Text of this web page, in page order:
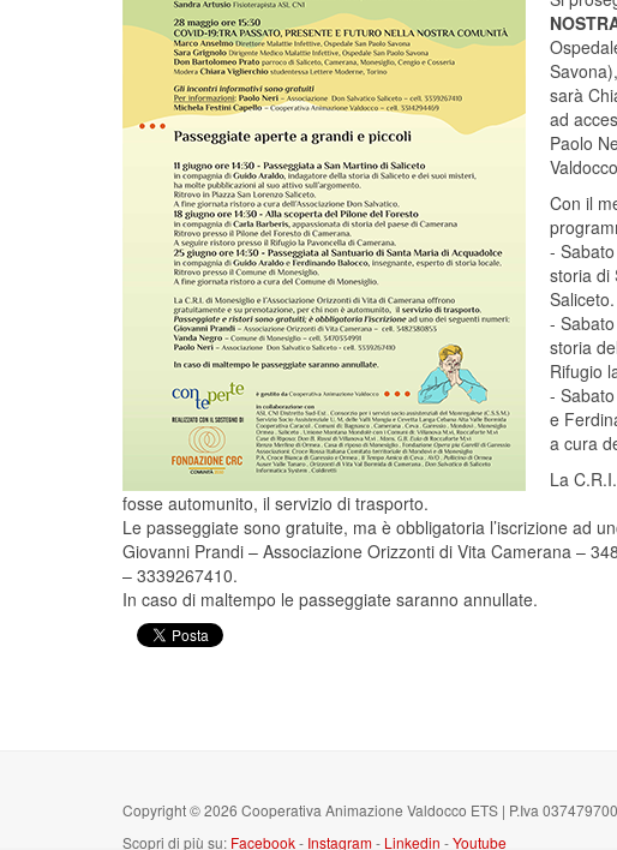
sarà
ad
Paolo
Con il
-
storia di
-
storia
Rifugio
-
e
a cura
La
fosse automunito, il servizio di trasporto.
Le passeggiate sono gratuite, ma è obbligatoria l’iscrizione ad
Giovanni Prandi – Associazione Orizzonti di Vita Camerana –
– 3339267410.
In caso di maltempo le passeggiate saranno annullate.
Copyright © 2026 Cooperativa Animazione Valdocco ETS | P.Iva
Scopri di più su: Facebook- Instagram- Linkedin -Youtube